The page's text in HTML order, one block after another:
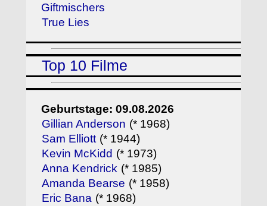
Giftmischers
True Lies
Top 10 Filme
Geburtstage: 09.08.2026
Gillian Anderson (* 1968)
Sam Elliott (* 1944)
Kevin McKidd (* 1973)
Anna Kendrick (* 1985)
Amanda Bearse (* 1958)
Eric Bana (* 1968)